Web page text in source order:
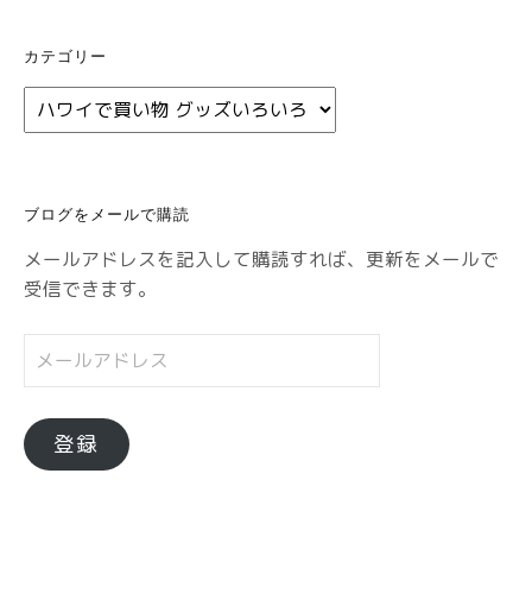
カテゴリー
テ
ー
ブログをメールで購読
メールアドレスを記入して購読すれば、更新をメールで
受信できます。
ー
ア
ド
登録